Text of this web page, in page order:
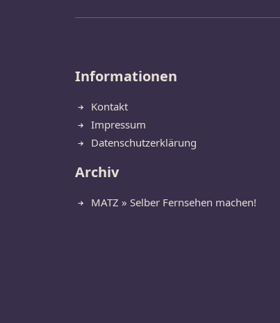
Informationen
Kontakt
Impressum
Datenschutzerklärung
Archiv
MATZ » Selber Fernsehen machen!